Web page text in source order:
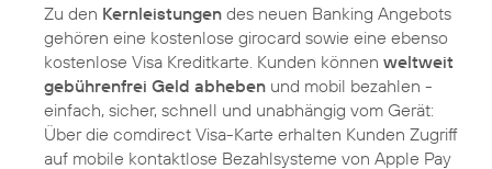
Zu den Kernleistungen des neuen Banking Angebots
gehören eine kostenlose girocard sowie eine ebenso
kostenlose Visa Kreditkarte. Kunden können weltweit
gebührenfrei Geld abheben und mobil bezahlen -
einfach, sicher, schnell und unabhängig vom Gerät:
Über die comdirect Visa-Karte erhalten Kunden Zugriff
auf mobile kontaktlose Bezahlsysteme von Apple Pay